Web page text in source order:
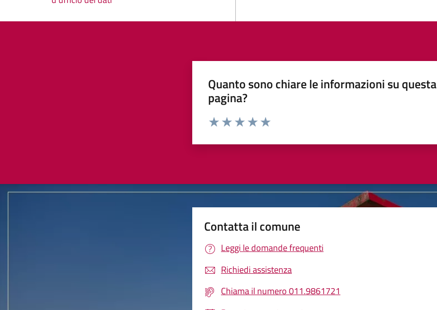
Quanto sono chiare le informazioni su questa
pagina?
Valuta da 1 a 5 stelle la pagina
Contatta il comune
Leggi le domande frequenti
Richiedi assistenza
Chiama il numero 011.9861721